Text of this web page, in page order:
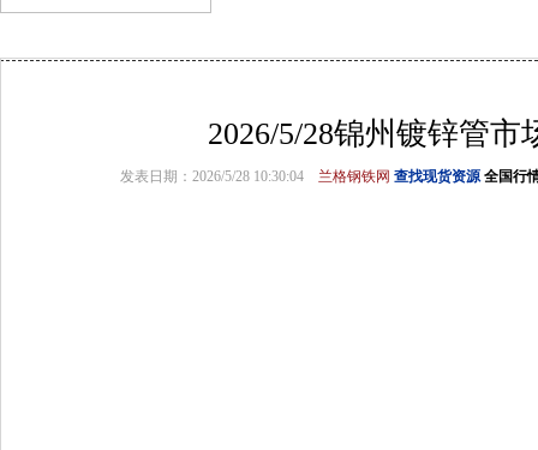
2026/5/28锦州镀锌管市
发表日期：2026/5/28 10:30:04 兰格钢铁网 查找现货资源 全国行